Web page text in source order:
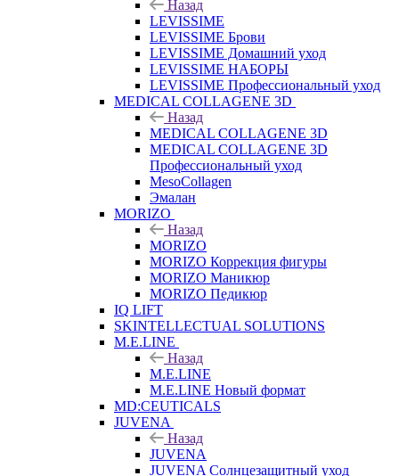
Назад
LEVISSIME
LEVISSIME Брови
LEVISSIME Домашний уход
LEVISSIME НАБОРЫ
LEVISSIME Профессиональный уход
MEDICAL COLLAGENE 3D
Назад
MEDICAL COLLAGENE 3D
MEDICAL COLLAGENE 3D
Профессиональный уход
MesoCollagen
Эмалан
MORIZO
Назад
MORIZO
MORIZO Коррекция фигуры
MORIZO Маникюр
MORIZO Педикюр
IQ LIFT
SKINTELLECTUAL SOLUTIONS
M.E.LINE
Назад
M.E.LINE
M.E.LINE Новый формат
MD:CEUTICALS
JUVENA
Назад
JUVENA
JUVENA Солнцезащитный уход